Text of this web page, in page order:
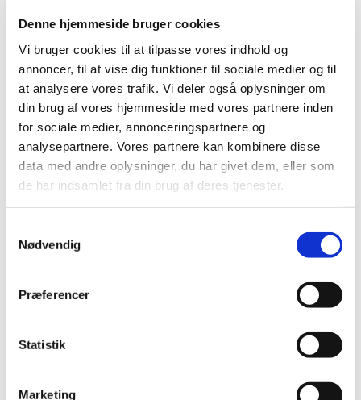
Denne hjemmeside bruger cookies
Vi bruger cookies til at tilpasse vores indhold og
annoncer, til at vise dig funktioner til sociale medier og til
at analysere vores trafik. Vi deler også oplysninger om
din brug af vores hjemmeside med vores partnere inden
for sociale medier, annonceringspartnere og
analysepartnere. Vores partnere kan kombinere disse
data med andre oplysninger, du har givet dem, eller som
de har indsamlet fra din brug af deres tjenester.
Nødvendig
Præferencer
Statistik
Marketing
|31. marts 2010|
Medicintilskudsnævnet har på Lægemiddelstyrelsens
foranledning revurderet tilskudsstatus for lægemidler i…
Lægemiddelstyrelsen indleder ad hoc
revurdering af tilskudsstatus i ATC–gruppe
C09C, C09D og C09X
|12. marts 2010|
En lang række lægemiddelvirksomheder har den 8. marts
2010 markedsført generiske kopier af angiotensin…
TID
2025 (158)